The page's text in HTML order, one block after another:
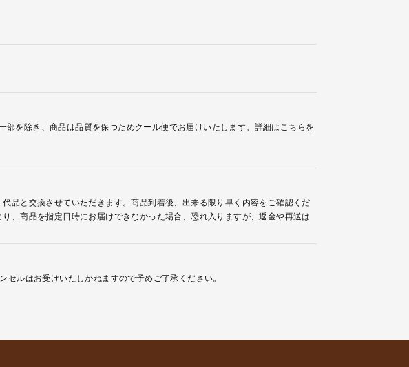
を除き、商品は品質を保つためクール便でお届けいたします。 詳細はこちらを
品と交換させていただきます。商品到着後、出来る限り早く内容をご確認くだ
、商品を指定日時にお届けできなかった場合、恐れ入りますが、返金や再送は
ルはお受けいたしかねますので予めご了承ください。